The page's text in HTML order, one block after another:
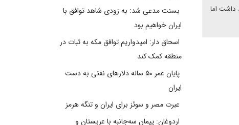
داشت اما
بسنت مدعی شد: به زودی شاهد توافق با
ایران خواهیم بود
اسحاق دار: امیدواریم توافق مکه به ثبات در
منطقه کمک کند
پایان عمر ۵۰ ساله دلارهای نفتی به دست
ایران
عبرت مصر و سوئز برای ایران و تنگه هرمز
اردوغان: پیمان سه‌جانبه با عربستان و